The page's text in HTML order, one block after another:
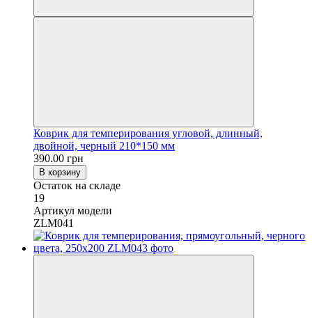
Коврик для темперирования угловой, длинный,
двойной, черный 210*150 мм
390.00 грн
В корзину
Остаток на складе
19
Артикул модели
ZLM041